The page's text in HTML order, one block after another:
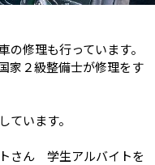
修理も行っています。
家２級整備士が修理をす
ています。
さん 学生アルバイトを